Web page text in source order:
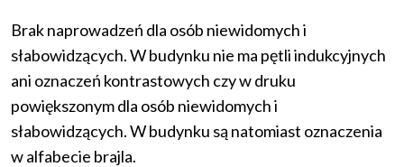
Brak naprowadzeń dla osób niewidomych i
słabowidzących. W budynku nie ma pętli indukcyjnych
ani oznaczeń kontrastowych czy w druku
powiększonym dla osób niewidomych i
słabowidzących. W budynku są natomiast oznaczenia
w alfabecie brajla.